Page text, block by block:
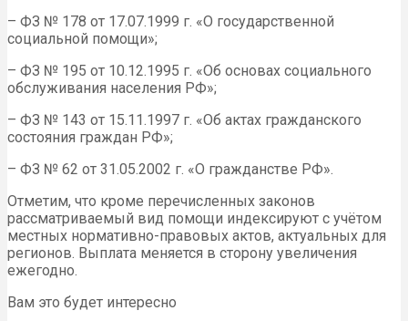
– ФЗ № 178 от 17.07.1999 г. «О государственной
социальной помощи»;
– ФЗ № 195 от 10.12.1995 г. «Об основах социального
обслуживания населения РФ»;
– ФЗ № 143 от 15.11.1997 г. «Об актах гражданского
состояния граждан РФ»;
– ФЗ № 62 от 31.05.2002 г. «О гражданстве РФ».
Отметим, что кроме перечисленных законов
рассматриваемый вид помощи индексируют с учётом
местных нормативно-правовых актов, актуальных для
регионов. Выплата меняется в сторону увеличения
ежегодно.
Вам это будет интересно